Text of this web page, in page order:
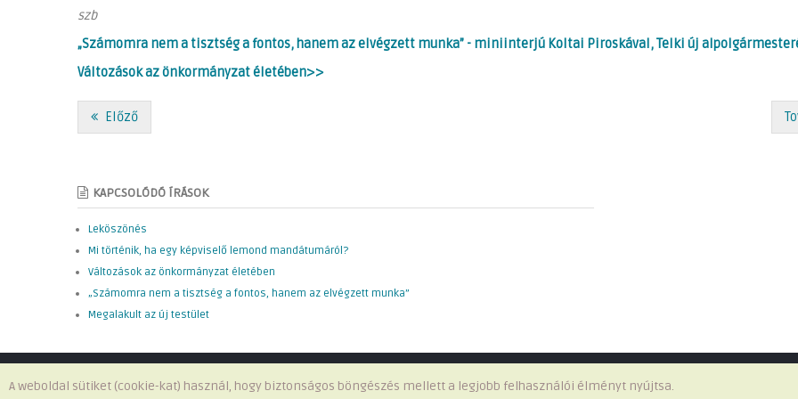
szb
„Számomra nem a tisztség a fontos, hanem az elvégzett munka” - miniinterjú Koltai Piroskával, Telki új
Változások az önkormányzat életében>>
Előző
KAPCSOLÓDÓ ÍRÁSOK
Leköszönés
Mi történik, ha egy képviselő lemond mandátumáról?
Változások az önkormányzat életében
„Számomra nem a tisztség a fontos, hanem az elvégzett munka”
Megalakult az új testület
Impresszum -Adatvédelem
A weboldal sütiket (cookie-kat) használ, hogy biztonságos böngészés mellett a legjobb felhasználói élményt nyújtsa.